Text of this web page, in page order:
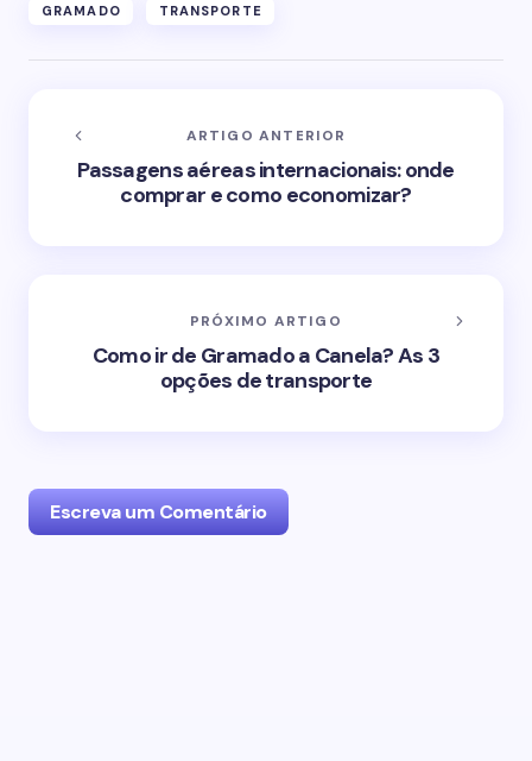
GRAMADO TRANSPORTE
ARTIGO ANTERIOR
Passagens aéreas internacionais: onde
comprar e como economizar?
PRÓXIMO ARTIGO
Como ir de Gramado a Canela? As 3
opções de transporte
Escreva um Comentário